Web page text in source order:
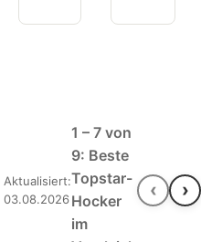
Aktualisiert:
03.08.2026
1 – 7 von
9: Beste
Topstar-
Hocker
im
‹ ›